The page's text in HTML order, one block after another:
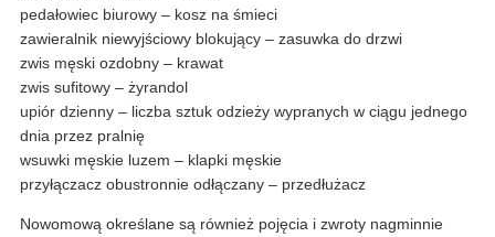
pedałowiec biurowy – kosz na śmieci
zawieralnik niewyjściowy blokujący – zasuwka do drzwi
zwis męski ozdobny – krawat
zwis sufitowy – żyrandol
upiór dzienny – liczba sztuk odzieży wypranych w ciągu jednego
dnia przez pralnię
wsuwki męskie luzem – klapki męskie
przyłączacz obustronnie odłączany – przedłużacz
Nowomową określane są również pojęcia i zwroty nagminnie